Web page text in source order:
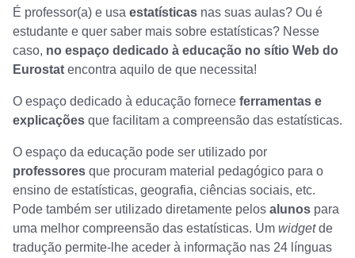
É professor(a) e usa estatísticas nas suas aulas? Ou é
estudante e quer saber mais sobre estatísticas? Nesse
caso, no espaço dedicado à educação no sítio Web do
Eurostat encontra aquilo de que necessita!
O espaço dedicado à educação fornece ferramentas e
explicações que facilitam a compreensão das estatísticas.
O espaço da educação pode ser utilizado por
professores que procuram material pedagógico para o
ensino de estatísticas, geografia, ciências sociais, etc.
Pode também ser utilizado diretamente pelos alunos para
uma melhor compreensão das estatísticas. Um widgetde
tradução permite-lhe aceder à informação nas 24 línguas